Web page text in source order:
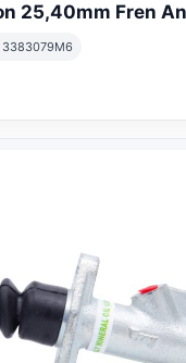
25,40mm Fren
3383079M6